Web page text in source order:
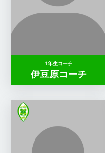
1年生コーチ
伊豆原コーチ